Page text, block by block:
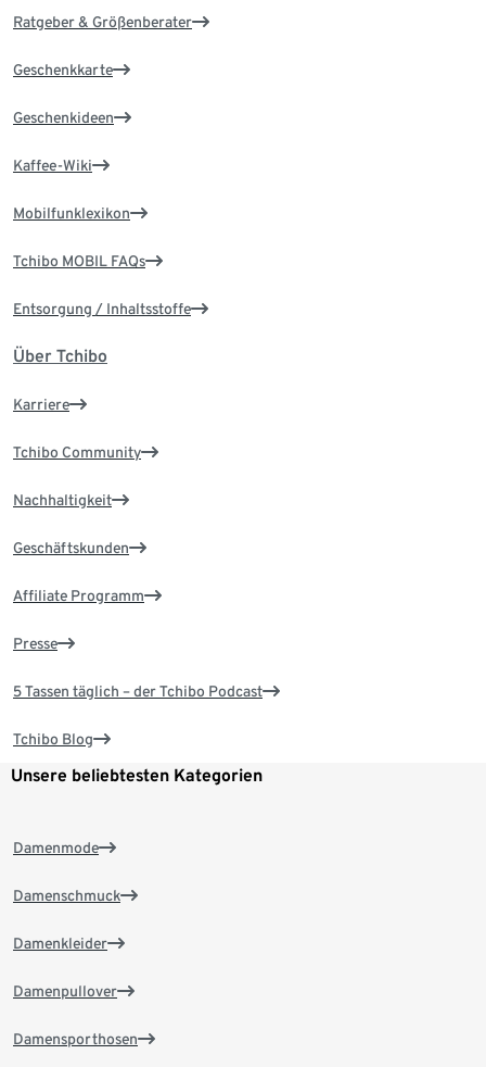
Ratgeber & Größenberater
Geschenkkarte
Geschenkideen
Kaffee-Wiki
Mobilfunklexikon
Tchibo MOBIL FAQs
Entsorgung / Inhaltsstoffe
Über Tchibo
Karriere
Tchibo Community
Nachhaltigkeit
Geschäftskunden
Affiliate Programm
Presse
5 Tassen täglich – der Tchibo Podcast
Tchibo Blog
Unsere beliebtesten Kategorien
Damenmode
Damenschmuck
Damenkleider
Damenpullover
Damensporthosen